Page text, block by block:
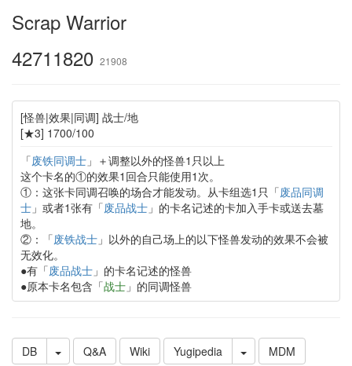
Scrap Warrior
42711820 21908
[怪兽|效果|同调] 战士/地
[★3] 1700/100
「废铁同调士」＋调整以外的怪兽1只以上
这个卡名的①的效果1回合只能使用1次。
①：这张卡同调召唤的场合才能发动。从卡组选1只「废品同调
士」或者1张有「废品战士」的卡名记述的卡加入手卡或送去墓
地。
②：「废铁战士」以外的自己场上的以下怪兽发动的效果不会被
无效化。
●有「废品战士」的卡名记述的怪兽
●原本卡名包含「战士」的同调怪兽
DB Q&A Wiki Yugipedia
MDM